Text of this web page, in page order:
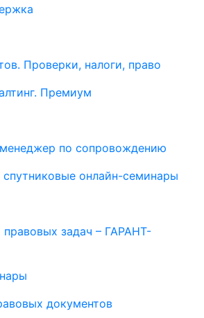
Проверки, налоги, право
Премиум
по сопровождению
спутниковые онлайн-семинары
правовых задач – ГАРАНТ-
документов